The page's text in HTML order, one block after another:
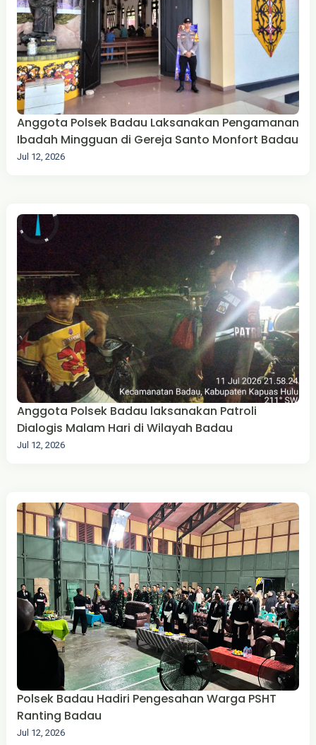
Anggota Polsek Badau Laksanakan Pengamanan
Ibadah Mingguan di Gereja Santo Monfort Badau
Jul 12, 2026
Anggota Polsek Badau laksanakan Patroli
Dialogis Malam Hari di Wilayah Badau
Jul 12, 2026
Polsek Badau Hadiri Pengesahan Warga PSHT
Ranting Badau
Jul 12, 2026